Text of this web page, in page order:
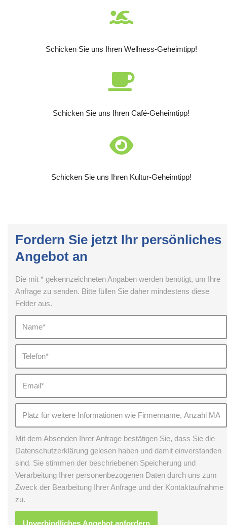
Schicken Sie uns Ihren Wellness-Geheimtipp!
Schicken Sie uns Ihren Café-Geheimtipp!
Schicken Sie uns Ihren Kultur-Geheimtipp!
Fordern Sie jetzt Ihr persönliches
Angebot an
Die mit * gekennzeichneten Angaben werden benötigt, um Ihre
Anfrage zu senden. Bitte füllen Sie daher mindestens diese
Felder aus.
Mit dem Absenden Ihrer Anfrage bestätigen Sie, dass Sie die
Datenschutzerklärung gelesen haben und damit einverstanden
sind. Sie stimmen der beschriebenen Speicherung und
Verarbeitung Ihrer personenbezogenen Daten durch uns zum
Zweck der Bearbeitung Ihrer Anfrage und der Kontaktaufnahme
zu.